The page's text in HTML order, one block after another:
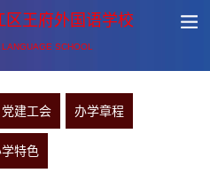
区王府外国语学校
SCHOOL
党建工会 办学章程
特色